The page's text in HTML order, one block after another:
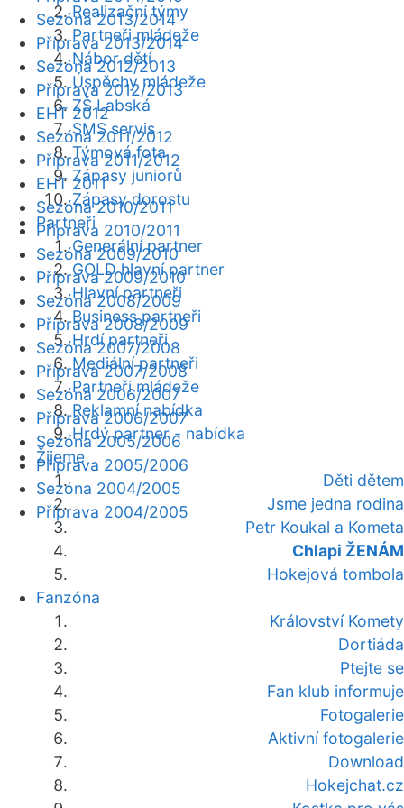
Realizační týmy
Partneři mládeže
Nábor dětí
Úspěchy mládeže
ZŠ Labská
SMS servis
Týmová fota
Zápasy juniorů
Zápasy dorostu
Partneři
Generální partner
GOLD hlavní partner
Hlavní partneři
Business partneři
Hrdí partneři
Mediální partneři
Partneři mládeže
Reklamní nabídka
Hrdý partner - nabídka
Žijeme
Děti dětem
Jsme jedna rodina
Petr Koukal a Kometa
Chlapi ŽENÁM
Hokejová tombola
Fanzóna
Království Komety
Dortiáda
Ptejte se
Fan klub informuje
Fotogalerie
Aktivní fotogalerie
Download
Hokejchat.cz
Sezóna 2013/2014
Příprava 2013/2014
Sezóna 2012/2013
Příprava 2012/2013
EHT 2012
Sezóna 2011/2012
Příprava 2011/2012
EHT 2011
Sezóna 2010/2011
Příprava 2010/2011
Sezóna 2009/2010
Příprava 2009/2010
Sezóna 2008/2009
Příprava 2008/2009
Sezóna 2007/2008
Příprava 2007/2008
Sezóna 2006/2007
Příprava 2006/2007
Sezóna 2005/2006
Příprava 2005/2006
Sezóna 2004/2005
Příprava 2004/2005